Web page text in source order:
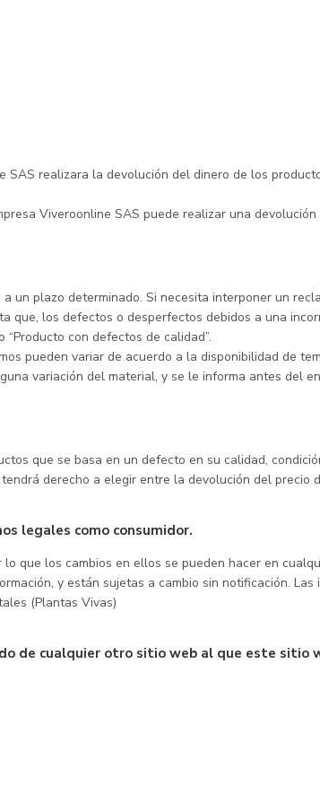
a partir del momento de la entrega del
realizara la devolución del dinero de los
Viveroonline SAS puede realizar una
un plazo determinado. Si necesita interponer un
que, los defectos o desperfectos debidos a una
con defectos de calidad”.
pueden variar de acuerdo a la disponibilidad de
variación del material, y se le informa antes del
que se basa en un defecto en su calidad,
derecho a elegir entre la devolución del precio
legales como consumidor.
que los cambios en ellos se pueden hacer en
y están sujetas a cambio sin notificación.
(Plantas Vivas)
de cualquier otro sitio web al que este sitio